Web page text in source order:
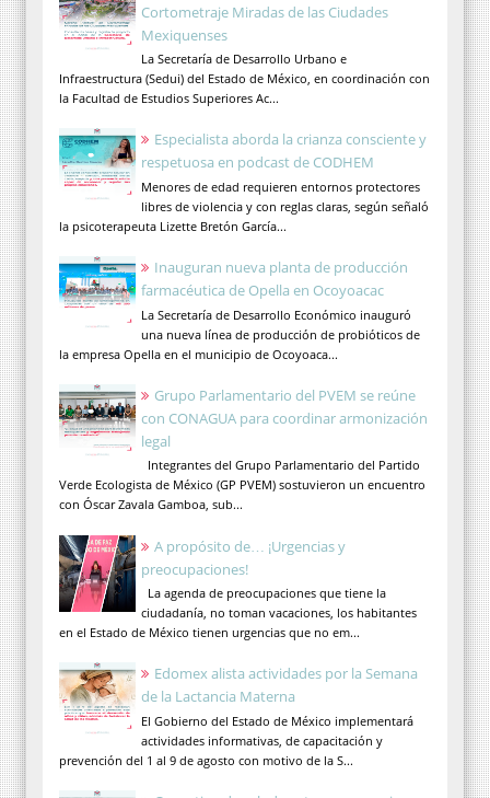
Cortometraje Miradas de las Ciudades
Mexiquenses
La Secretaría de Desarrollo Urbano e
Infraestructura (Sedui) del Estado de México, en coordinación con
la Facultad de Estudios Superiores Ac...
Especialista aborda la crianza consciente y
respetuosa en podcast de CODHEM
Menores de edad requieren entornos protectores
libres de violencia y con reglas claras, según señaló
la psicoterapeuta Lizette Bretón García...
Inauguran nueva planta de producción
farmacéutica de Opella en Ocoyoacac
La Secretaría de Desarrollo Económico inauguró
una nueva línea de producción de probióticos de
la empresa Opella en el municipio de Ocoyoaca...
Grupo Parlamentario del PVEM se reúne
con CONAGUA para coordinar armonización
legal
Integrantes del Grupo Parlamentario del Partido
Verde Ecologista de México (GP PVEM) sostuvieron un encuentro
con Óscar Zavala Gamboa, sub...
A propósito de… ¡Urgencias y
preocupaciones!
La agenda de preocupaciones que tiene la
ciudadanía, no toman vacaciones, los habitantes
en el Estado de México tienen urgencias que no em...
Edomex alista actividades por la Semana
de la Lactancia Materna
El Gobierno del Estado de México implementará
actividades informativas, de capacitación y
prevención del 1 al 9 de agosto con motivo de la S...